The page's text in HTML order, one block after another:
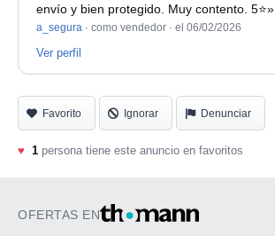
envío y bien protegido. Muy contento. 5⭐»
a_segura · como vendedor · el 06/02/2026
Ver perfil
Favorito Ignorar Denunciar
♥ 1 persona tiene este anuncio en favoritos
OFERTAS EN